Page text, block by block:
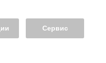
Сервис